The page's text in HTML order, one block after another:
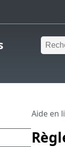
Aide en